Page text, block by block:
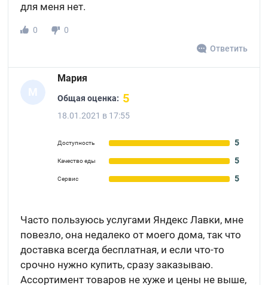
для меня нет.
0
0
Ответить
М
Мария
Общая оценка: 5
18.01.2021 в 17:55
Доступность 5
Качество еды 5
Сервис 5
Часто пользуюсь услугами Яндекс Лавки, мне
повезло, она недалеко от моего дома, так что
доставка всегда бесплатная, и если что-то
срочно нужно купить, сразу заказываю.
Ассортимент товаров не хуже и цены не выше,